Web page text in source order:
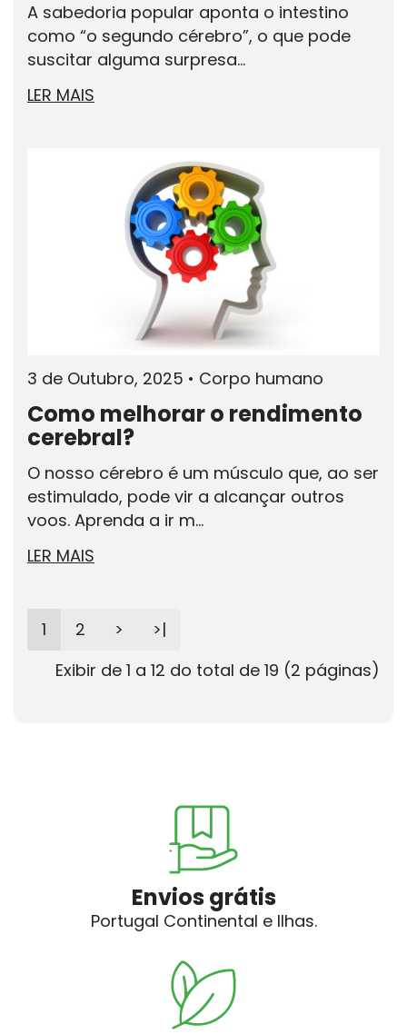
A sabedoria popular aponta o intestino
como “o segundo cérebro”, o que pode
suscitar alguma surpresa...
LER MAIS
3 de Outubro, 2025 • Corpo humano
Como melhorar o rendimento
cerebral?
O nosso cérebro é um músculo que, ao ser
estimulado, pode vir a alcançar outros
voos. Aprenda a ir m...
LER MAIS
1 2 >
>|
Exibir de 1 a 12 do total de 19 (2 páginas)
Envios grátis
Portugal Continental e Ilhas.